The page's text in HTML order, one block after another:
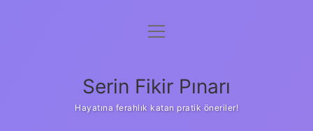
Gizlilik Politikası
Yasal Uyarı
menüyü
Serin Fikir Pınarı
Hayatına ferahlık katan pratik öneriler!